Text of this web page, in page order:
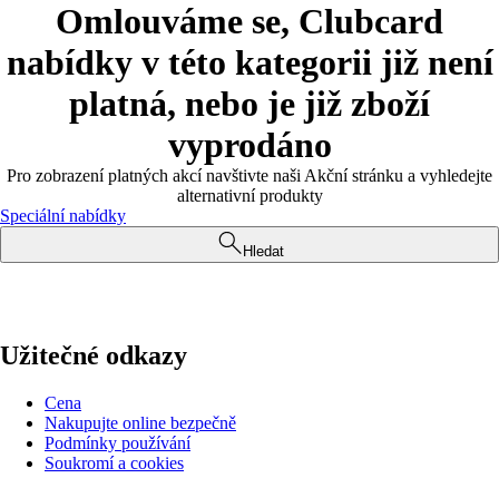
Omlouváme se, Clubcard
nabídky v této kategorii již není
platná, nebo je již zboží
vyprodáno
Pro zobrazení platných akcí navštivte naši Akční stránku a vyhledejte
alternativní produkty
Speciální nabídky
Hledat
Užitečné odkazy
Cena
Nakupujte online bezpečně
Podmínky používání
Soukromí a cookies